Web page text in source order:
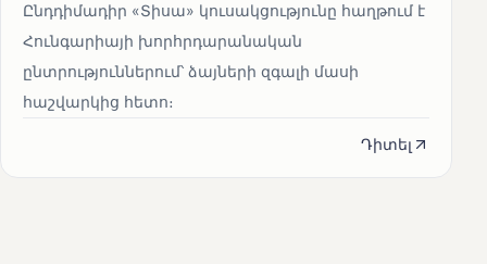
Ընդդիմադիր «Տիսա» կուսակցությունը հաղթում է
Հունգարիայի խորհրդարանական
ընտրություններում՝ ձայների զգալի մասի
հաշվարկից հետո։
Դիտել